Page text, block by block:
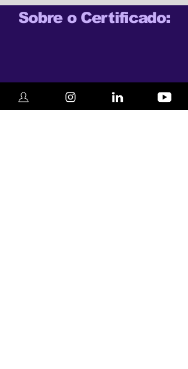
Sobre o Certificado: